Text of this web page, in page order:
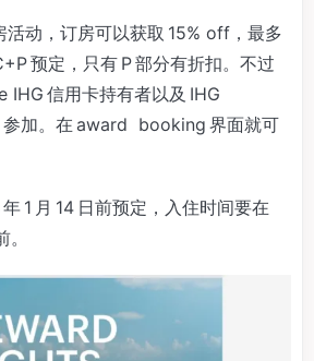
活动，订房可以获取 15% off，最多
预定，只有 P 部分有折扣。不过
IHG 信用卡持有者以及 IHG
加。在 award booking 界面就可
1 月 14 日前预定，入住时间要在